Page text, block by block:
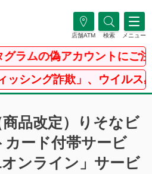
店舗ATM 検索 メニュー
ムの偽アカウントにご注
ング詐欺」、ウイルス感
商品改定）りそなビ
ード付帯サービ
ンライン」サービ